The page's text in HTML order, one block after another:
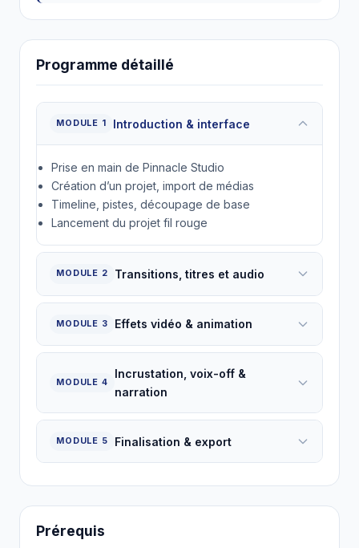
Programme détaillé
MODULE 1 Introduction & interface
Prise en main de Pinnacle Studio
Création d’un projet, import de médias
Timeline, pistes, découpage de base
Lancement du projet fil rouge
MODULE 2 Transitions, titres et audio
MODULE 3 Effets vidéo & animation
MODULE 4
Incrustation, voix-off &
narration
MODULE 5 Finalisation & export
Prérequis